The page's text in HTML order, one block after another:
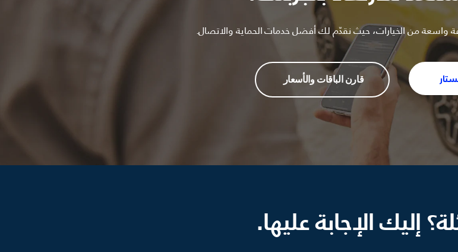
واسعة من الخيارات، حيث نقدّم لك أفضل خدمات الحماية والاتصال.
قارن الباقات والأسعار
إليك الإجابة عليها.